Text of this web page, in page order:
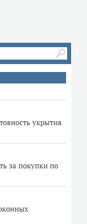
укрытия
за покупки по